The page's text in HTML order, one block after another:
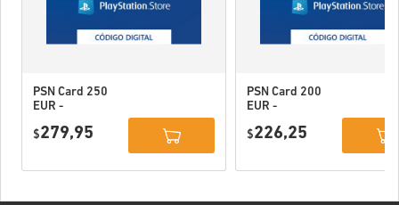
PSN Card 250
EUR -
Network
$279,95
PSN Card 200
EUR -
Network
$226,25